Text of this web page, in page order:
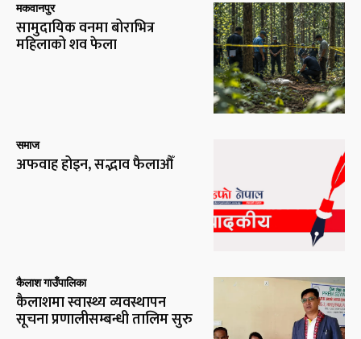
मकवानपुर
सामुदायिक वनमा बोराभित्र
महिलाको शव फेला
समाज
अफवाह होइन, सद्भाव फैलाऔँ
कैलाश गाउँपालिका
कैलाशमा स्वास्थ्य व्यवस्थापन
सूचना प्रणालीसम्बन्धी तालिम सुरु